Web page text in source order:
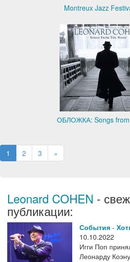
Montreux Jazz
ОБЛОЖКА: Songs from
1 2 3 »
Leonard COHEN -
публикации:
События -
10.10.2022
Игги Поп
Леонарду Коэну